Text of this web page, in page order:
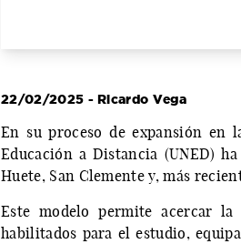
22/02/2025 - Ricardo Vega
En su proceso de expansión en
Educación a Distancia (UNED)
Huete, San Clemente y, más
Este modelo permite acercar la
habilitados para el estudio,